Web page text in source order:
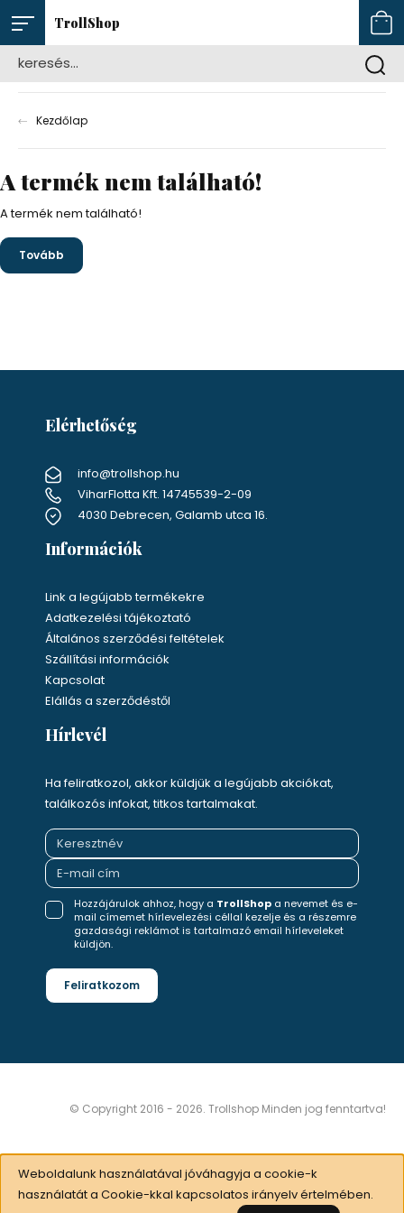
TrollShop
Kezdőlap
A termék nem található!
A termék nem található!
Tovább
Elérhetőség
info@trollshop.hu
ViharFlotta Kft. 14745539-2-09
4030 Debrecen, Galamb utca 16.
Információk
Link a legújabb termékekre
Adatkezelési tájékoztató
Általános szerződési feltételek
Szállítási információk
Kapcsolat
Elállás a szerződéstől
Hírlevél
Ha feliratkozol, akkor küldjük a legújabb akciókat,
találkozós infokat, titkos tartalmakat.
Hozzájárulok ahhoz, hogy a TrollShop a nevemet és e-
mail címemet hírlevelezési céllal kezelje és a részemre
gazdasági reklámot is tartalmazó email hírleveleket
küldjön.
Feliratkozom
© Copyright 2016 - 2026. Trollshop Minden jog fenntartva!
Weboldalunk használatával jóváhagyja a cookie-k
használatát a Cookie-kkal kapcsolatos irányelv értelmében.